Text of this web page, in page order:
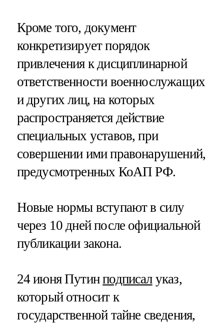
Кроме того, документ
конкретизирует порядок
привлечения к дисциплинарной
ответственности военнослужащих
и других лиц, на которых
распространяется действие
специальных уставов, при
совершении ими правонарушений,
предусмотренных КоАП РФ.
Новые нормы вступают в силу
через 10 дней после официальной
публикации закона.
24 июня Путинподписалуказ,
который относит к
государственной тайне сведения,